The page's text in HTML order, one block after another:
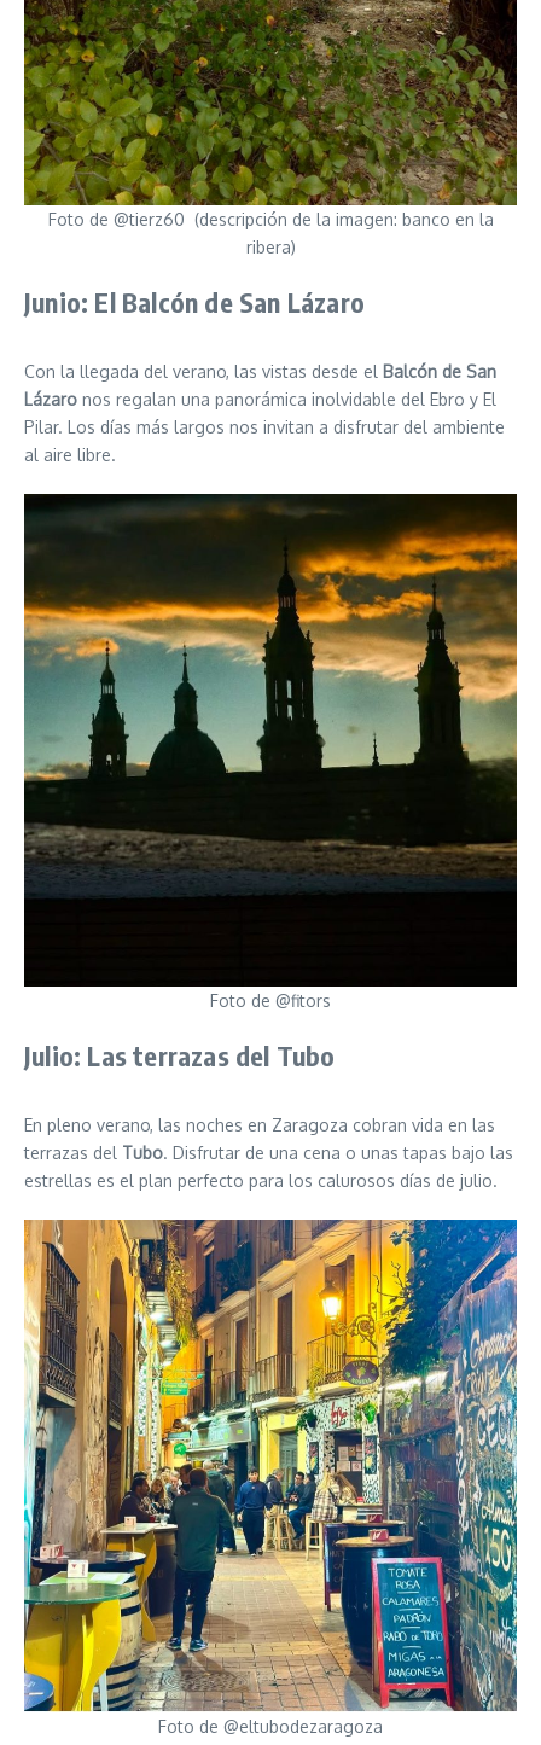
Foto de @tierz60 (descripción de la imagen: banco en la
ribera)
Junio: El Balcón de San Lázaro
Con la llegada del verano, las vistas desde el Balcón de San
Lázaro nos regalan una panorámica inolvidable del Ebro y El
Pilar. Los días más largos nos invitan a disfrutar del ambiente
al aire libre.
Foto de @fitors
Julio: Las terrazas del Tubo
En pleno verano, las noches en Zaragoza cobran vida en las
terrazas del Tubo. Disfrutar de una cena o unas tapas bajo las
estrellas es el plan perfecto para los calurosos días de julio.
Foto de @eltubodezaragoza